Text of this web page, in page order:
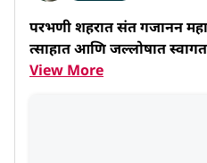
परभणी शहरात संत गजानन
त्साहात आणि जल्लोषात
View More